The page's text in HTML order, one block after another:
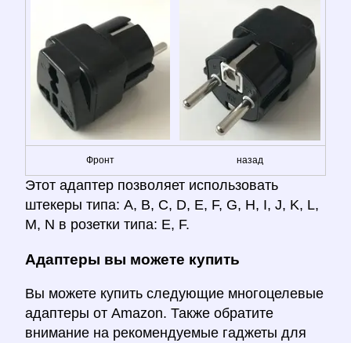
Фронт назад
Этот адаптер позволяет использовать
штекеры типа: A, B, C, D, E, F, G, H, I, J, K, L,
M, N в розетки типа: E, F.
Адаптеры вы можете купить
Вы можете купить следующие многоцелевые
адаптеры от Amazon. Также обратите
внимание на рекомендуемые гаджеты для